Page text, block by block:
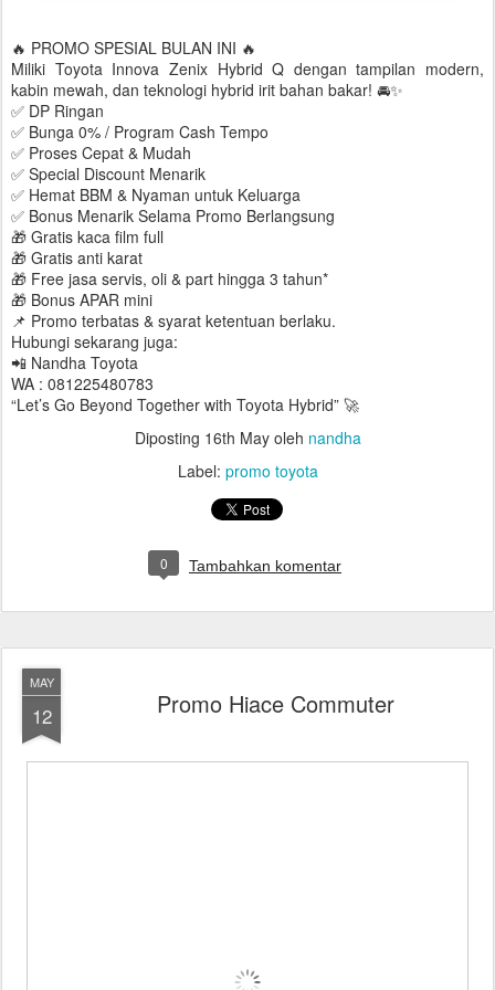
🔥 PROMO SPESIAL BULAN INI 🔥
Miliki Toyota Innova Zenix Hybrid Q dengan tampilan modern,
kabin mewah, dan teknologi hybrid irit bahan bakar! 🚘✨
✅ DP Ringan
✅ Bunga 0% / Program Cash Tempo
✅ Proses Cepat & Mudah
✅ Special Discount Menarik
✅ Hemat BBM & Nyaman untuk Keluarga
✅ Bonus Menarik Selama Promo Berlangsung
🎁 Gratis kaca film full
🎁 Gratis anti karat
🎁 Free jasa servis, oli & part hingga 3 tahun*
🎁 Bonus APAR mini
📌 Promo terbatas & syarat ketentuan berlaku.
Hubungi sekarang juga:
📲 Nandha Toyota
WA : 081225480783
“Let’s Go Beyond Together with Toyota Hybrid” 🚀
Diposting 16th Mayoleh nandha
Label: promo toyota
0 Tambahkan komentar
MAY
12 Promo Hiace Commuter